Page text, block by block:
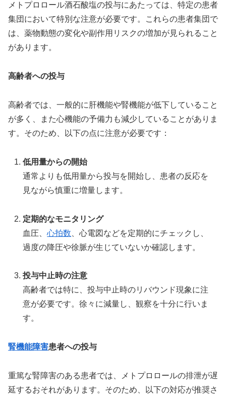
メトプロロール酒石酸塩の投与にあたっては、特定の患者
集団において特別な注意が必要です。これらの患者集団で
は、薬物動態の変化や副作用リスクの増加が見られること
があります。
高齢者への投与
高齢者では、一般的に肝機能や腎機能が低下していること
が多く、また心機能の予備力も減少していることがありま
す。そのため、以下の点に注意が必要です：
低用量からの開始
通常よりも低用量から投与を開始し、患者の反応を
見ながら慎重に増量します。
定期的なモニタリング
血圧、心拍数 、心電図などを定期的にチェックし、
過度の降圧や徐脈が生じていないか確認します。
投与中止時の注意
高齢者では特に、投与中止時のリバウンド現象に注
意が必要です。徐々に減量し、観察を十分に行いま
す。
腎機能障害患者への投与
重篤な腎障害のある患者では、メトプロロールの排泄が遅
延するおそれがあります。そのため、以下の対応が推奨さ